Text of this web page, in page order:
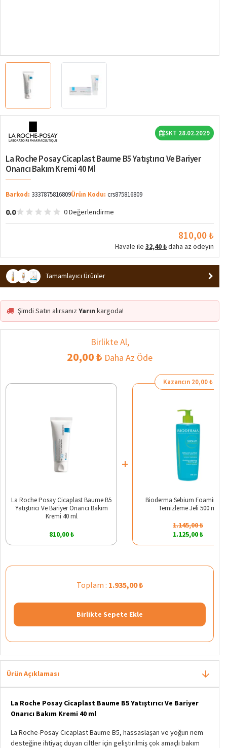
SKT 28.02.2029
La Roche Posay Cicaplast Baume B5 Yatıştırıcı Ve Bariyer
Onarıcı Bakım Kremi 40 Ml
Barkod: 3337875816809Ürün Kodu: crs875816809
0.0 0 Değerlendirme
810,00 ₺
Havale ile 32,40 ₺daha az ödeyin
Tamamlayıcı Ürünler
Şimdi Satın alırsanızYarın kargoda!
Birlikte Al,
20,00 ₺ Daha Az Öde
La Roche Posay Cicaplast Baume B5
Yatıştırıcı Ve Bariyer Onarıcı Bakım
Kremi 40 ml
810,00 ₺
+
Kazancın 20,00 ₺
Bioderma Sebium Foaming
Temizleme Jeli 500 ml
1.145,00 ₺
1.125,00 ₺
Toplam : 1.935,00 ₺
Birlikte Sepete Ekle
Ürün Açıklaması
La Roche Posay Cicaplast Baume B5 Yatıştırıcı Ve Bariyer
Onarıcı Bakım Kremi 40 ml
La Roche-Posay Cicaplast Baume B5, hassaslaşan ve yoğun nem
desteğine ihtiyaç duyan ciltler için geliştirilmiş çok amaçlı bakım